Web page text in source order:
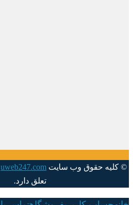
© کلیه حقوق وب سایت uweb247.com
تعلق دارد.